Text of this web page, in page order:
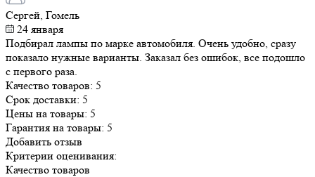
Сергей, Гомель
24 января
Подбирал лампы по марке автомобиля. Очень удобно, сразу
показало нужные варианты. Заказал без ошибок, все подошло
с первого раза.
Качество товаров: 5
Срок доставки: 5
Цены на товары: 5
Гарантия на товары: 5
Добавить отзыв
Критерии оценивания:
Качество товаров